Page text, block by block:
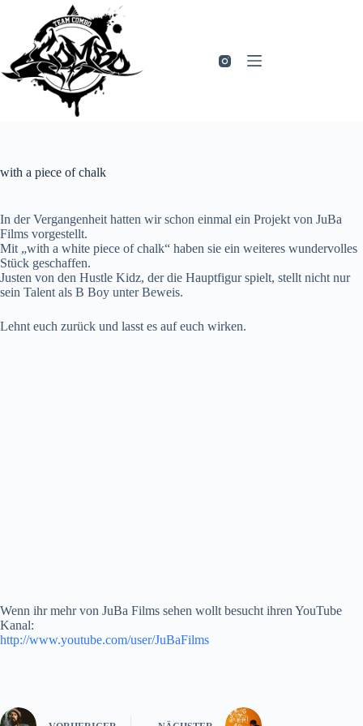
springen
with a piece of chalk
In der Vergangenheit hatten wir schon einmal ein Projekt von JuBa
Films vorgestellt.
Mit „with a white piece of chalk“ haben sie ein weiteres wundervolles
Stück geschaffen.
Justen von den Hustle Kidz, der die Hauptfigur spielt, stellt nicht nur
sein Talent als B Boy unter Beweis.
Lehnt euch zurück und lasst es auf euch wirken.
Wenn ihr mehr von JuBa Films sehen wollt besucht ihren YouTube
Kanal:
http://www.youtube.com/user/JuBaFilms